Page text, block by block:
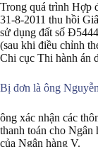
Trong quá trình Hợp
31-8-2011 thu hồi
sử dụng đất số
(sau khi điều chỉnh
Chi cục Thi hành án
Bị đơn là ông
ông xác nhận các
thanh toán cho
của Ngân hàng V.